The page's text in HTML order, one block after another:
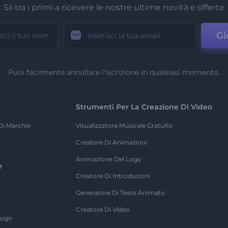
Sii tra i primi a ricevere le nostre ultime novità e offerte
Puoi facilmente annullare l'iscrizione in qualsiasi momento.
Marchio
Strumenti Per La Creazione Di Video
Visualizzatore Musicale Gratuito
Creatore Di Animazioni
Animazione Del Logo
Creatore Di Introduzioni
Generatore Di Testo Animato
Creatore Di Video